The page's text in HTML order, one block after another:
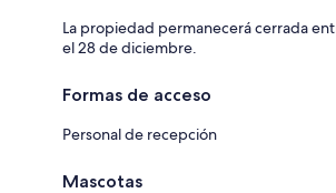
La propiedad permanecerá cerrada
el 28 de diciembre.
Formas de acceso
Personal de recepción
Mascotas